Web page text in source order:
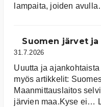
lampaita, joiden
Suomen järvet
31.7.2026
Uuutta ja
myös artikkelit:
Maanmittauslaitos
järvien maa.Kyse ei…